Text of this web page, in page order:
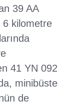
39 AA
6 kilometre
41 YN 092
minibüste
de